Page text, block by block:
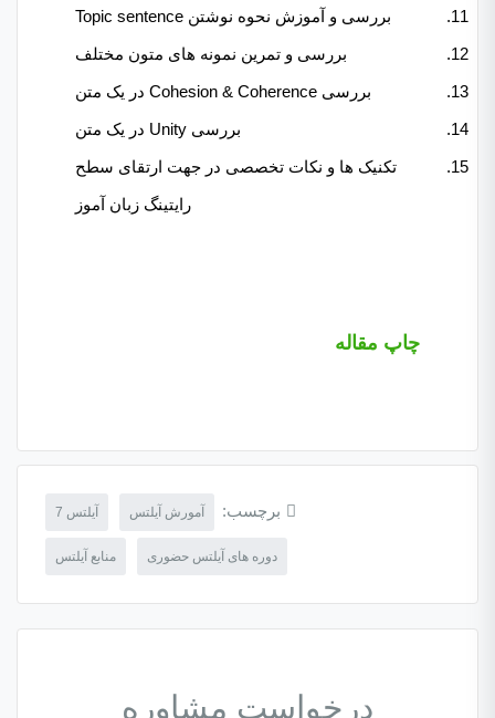
بررسی و آموزش نحوه نوشتن Topic sentence
بررسی و تمرین نمونه های متون مختلف
بررسی Cohesion & Coherence در یک متن
بررسی Unity در یک متن
تکنیک ها و نکات تخصصی در جهت ارتقای سطح
رایتینگ زبان آموز
چاپ مقاله
برچسب: آمورش آیلتس آیلتس 7
دوره های آیلتس حضوری منابع آیلتس
درخواست مشاوره